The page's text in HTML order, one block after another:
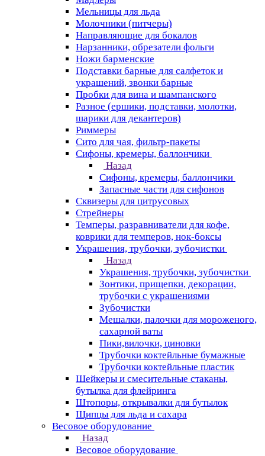
Мельницы для льда
Молочники (питчеры)
Направляющие для бокалов
Нарзанники, обрезатели фольги
Ножи барменские
Подставки барные для салфеток и
украшений, звонки барные
Пробки для вина и шампанского
Разное (ершики, подставки, молотки,
шарики для декантеров)
Риммеры
Сито для чая, фильтр-пакеты
Сифоны, кремеры, баллончики
Назад
Сифоны, кремеры, баллончики
Запасные части для сифонов
Сквизеры для цитрусовых
Стрейнеры
Темперы, разравниватели для кофе,
коврики для темперов, нок-боксы
Украшения, трубочки, зубочистки
Назад
Украшения, трубочки, зубочистки
Зонтики, прищепки, декорации,
трубочки с украшениями
Зубочистки
Мешалки, палочки для мороженого,
сахарной ваты
Пики,вилочки, циновки
Трубочки коктейльные бумажные
Трубочки коктейльные пластик
Шейкеры и смесительные стаканы,
бутылка для флейринга
Штопоры, открывалки для бутылок
Щипцы для льда и сахара
Весовое оборудование
Назад
Весовое оборудование